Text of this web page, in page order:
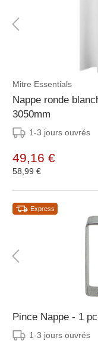
Mitre Essentials
Nappe ronde
3050mm
1-3 jours ouvrés
49,16 €
58,99 €
Express
Pince Nappe - 1
1-3 jours ouvrés